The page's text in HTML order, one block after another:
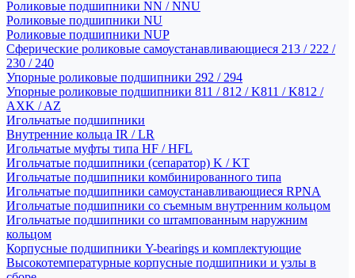
Роликовые подшипники NN / NNU
Роликовые подшипники NU
Роликовые подшипники NUP
Сферические роликовые самоустанавливающиеся 213 / 222 /
230 / 240
Упорные роликовые подшипники 292 / 294
Упорные роликовые подшипники 811 / 812 / K811 / K812 /
AXK / AZ
Игольчатые подшипники
Внутренние кольца IR / LR
Игольчатые муфты типа HF / HFL
Игольчатые подшипники (сепаратор) K / KT
Игольчатые подшипники комбинированного типа
Игольчатые подшипники самоустанавливающиеся RPNA
Игольчатые подшипники со съемным внутренним кольцом
Игольчатые подшипники со штампованным наружним
кольцом
Корпусные подшипники Y-bearings и комплектующие
Высокотемпературные корпусные подшипники и узлы в